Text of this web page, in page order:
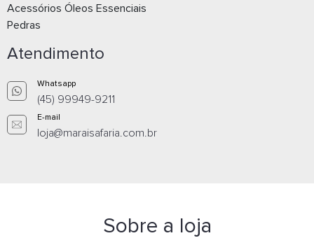
Acessórios Óleos Essenciais
Pedras
Atendimento
Whatsapp
(45) 99949-9211
E-mail
loja@maraisafaria.com.br
Sobre a loja